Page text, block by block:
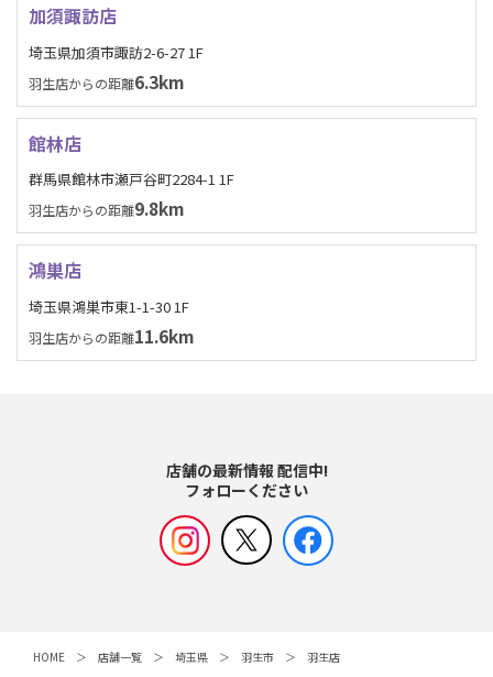
加須諏訪店
埼玉県加須市諏訪2-6-27 1F
羽生店からの距離6.3km
館林店
群馬県館林市瀬戸谷町2284-1 1F
羽生店からの距離9.8km
鴻巣店
埼玉県鴻巣市東1-1-30 1F
羽生店からの距離11.6km
店舗の最新情報 配信中!
フォローください
HOME 店舗一覧 埼玉県 羽生市 羽生店